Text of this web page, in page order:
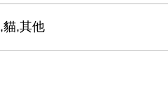
貓,其他